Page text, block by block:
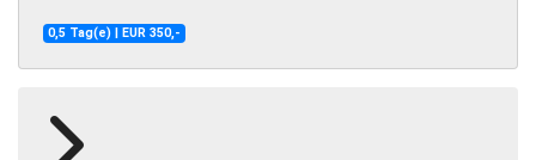
0,5 Tag(e) | EUR 350,-